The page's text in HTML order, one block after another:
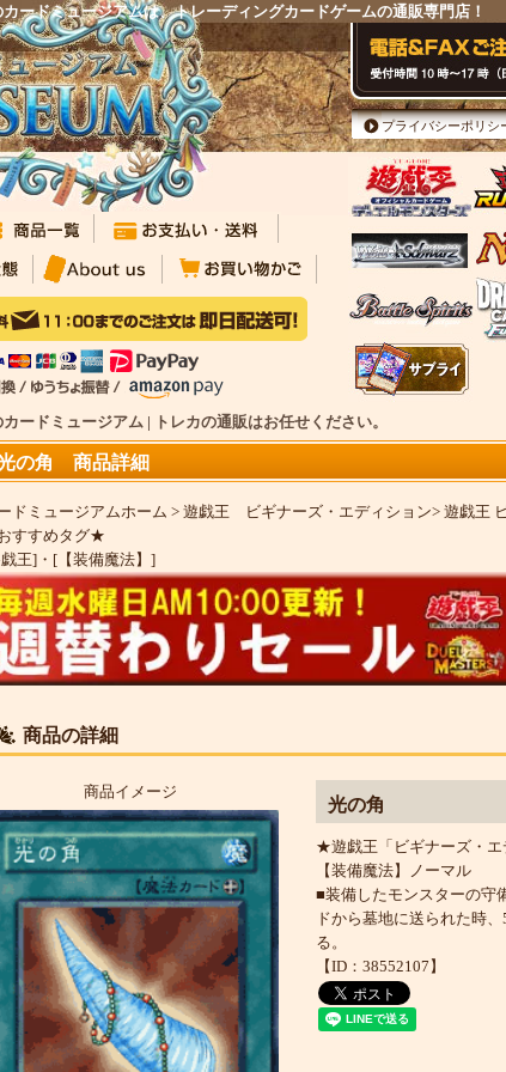
ードミュージアムは、トレーディングカードゲームの通販専門店！
プライバシーポリシ
ドミュージアム | トレカの通販はお任せください。
の角 商品詳細
ドミュージアムホーム > 遊戯王 ビギナーズ・エディション> 遊戯王
すすめタグ★
王] ・ [【装備魔法】]
商品の詳細
商品イメージ
光の角
★遊戯王「ビギナーズ・エ
【装備魔法】ノーマル
■装備したモンスターの守
ドから墓地に送られた時
る。
【ID：38552107】